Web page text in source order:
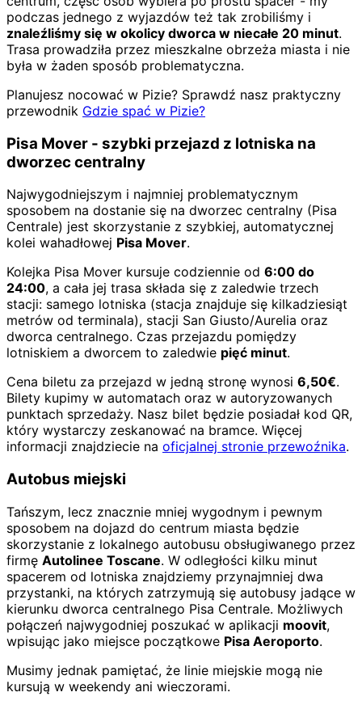
podczas jednego z wyjazdów też tak zrobiliśmy i
znaleźliśmy się w okolicy dworca w niecałe 20 minut.
Trasa prowadziła przez mieszkalne obrzeża miasta i nie
była w żaden sposób problematyczna.
Planujesz nocować w Pizie? Sprawdź nasz praktyczny
przewodnik Gdzie spać w Pizie?
Pisa Mover - szybki przejazd z lotniska na
dworzec centralny
Najwygodniejszym i najmniej problematycznym
sposobem na dostanie się na dworzec centralny (Pisa
Centrale) jest skorzystanie z szybkiej, automatycznej
kolei wahadłowej Pisa Mover.
Kolejka Pisa Mover kursuje codziennie od 6:00 do
24:00, a cała jej trasa składa się z zaledwie trzech
stacji: samego lotniska (stacja znajduje się kilkadziesiąt
metrów od terminala), stacji San Giusto/Aurelia oraz
dworca centralnego. Czas przejazdu pomiędzy
lotniskiem a dworcem to zaledwie pięć minut.
Cena biletu za przejazd w jedną stronę wynosi 6,50€.
Bilety kupimy w automatach oraz w autoryzowanych
punktach sprzedaży. Nasz bilet będzie posiadał kod QR,
który wystarczy zeskanować na bramce. Więcej
informacji znajdziecie na oficjalnej stronie przewoźnika.
Autobus miejski
Tańszym, lecz znacznie mniej wygodnym i pewnym
sposobem na dojazd do centrum miasta będzie
skorzystanie z lokalnego autobusu obsługiwanego przez
firmę Autolinee Toscane. W odległości kilku minut
spacerem od lotniska znajdziemy przynajmniej dwa
przystanki, na których zatrzymują się autobusy jadące w
kierunku dworca centralnego Pisa Centrale. Możliwych
połączeń najwygodniej poszukać w aplikacji moovit,
wpisując jako miejsce początkowe Pisa Aeroporto.
Musimy jednak pamiętać, że linie miejskie mogą nie
kursują w weekendy ani wieczorami.